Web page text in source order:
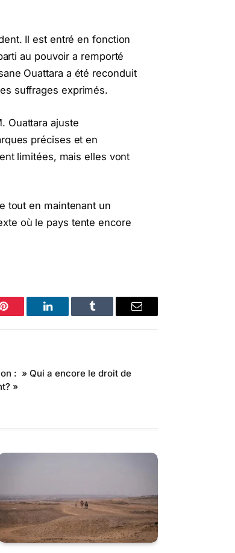
Il est entré en fonction
au pouvoir a remporté
Ouattara a été reconduit
suffrages exprimés.
Ouattara ajuste
précises et en
limitées, mais elles vont
tout en maintenant un
où le pays tente encore
Pinterest LinkedIn Tumblr Email
: » Qui a encore le droit de
»